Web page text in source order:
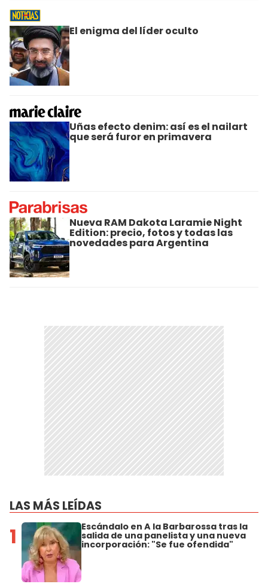
El enigma del líder oculto
Uñas efecto denim: así es el nailart
que será furor en primavera
Nueva RAM Dakota Laramie Night
Edition: precio, fotos y todas las
novedades para Argentina
LAS MÁS LEÍDAS
1 Escándalo en A la Barbarossa tras la
salida de una panelista y una nueva
incorporación: "Se fue ofendida"